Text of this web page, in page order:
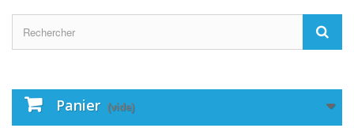
Panier (vide)